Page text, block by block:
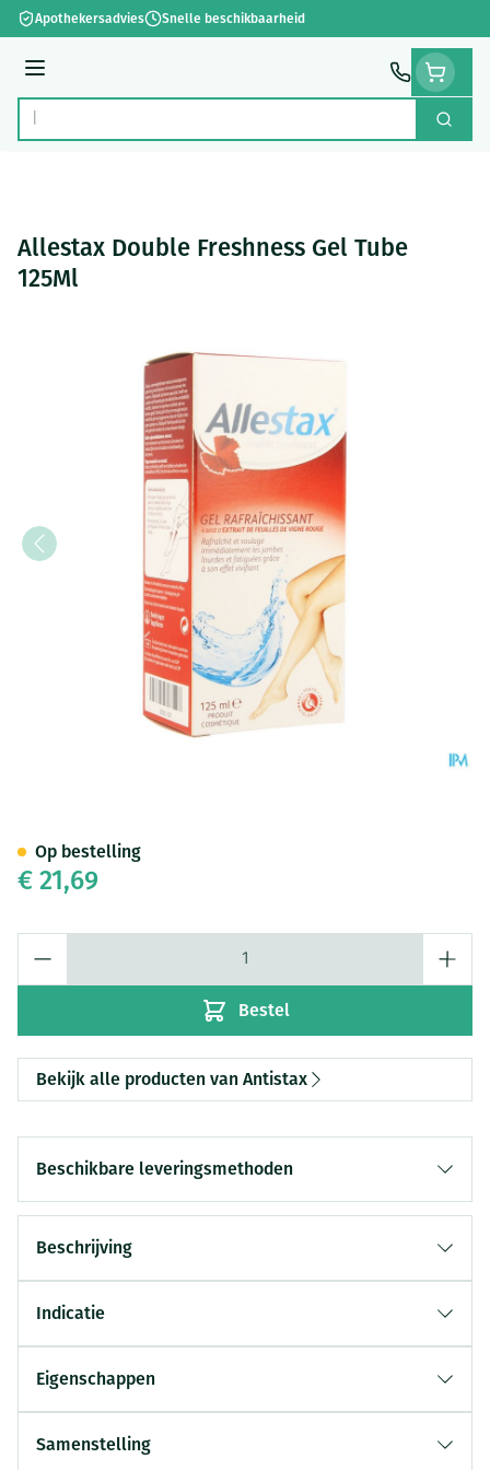
Ga naar de inhoud
Apothekersadvies Snelle beschikbaarheid
Menu
Product, merk, categorie... Zoek
Allestax Double Freshness Gel Tube
125Ml
€ 21,69
Bestel
Op bestelling
Bekijk alle producten van Antistax
Beschikbare leveringsmethoden
Beschrijving
Indicatie
Eigenschappen
Samenstelling